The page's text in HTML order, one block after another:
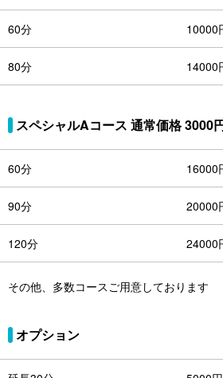
60分
80分
スペシャルAコース 通常価格 3000
60分
90分 20000
120分 24000
その他、多数コースご用意しております
オプション